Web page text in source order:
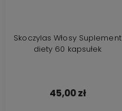
Skoczylas Włosy Suplement
diety 60 kapsułek
45,00 zł